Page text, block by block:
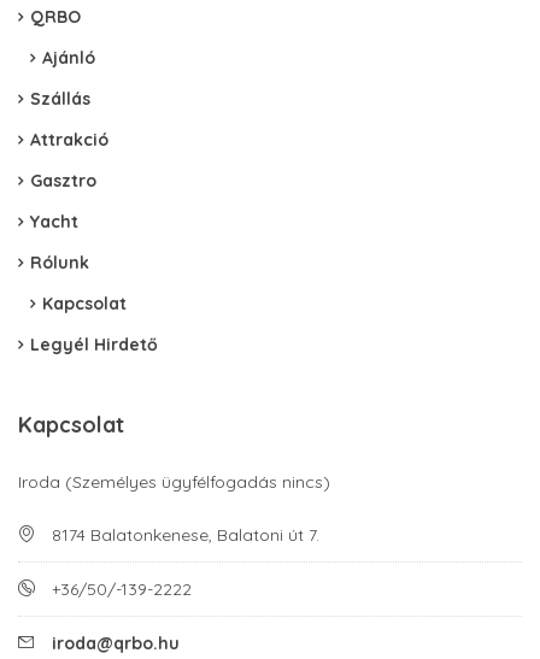
QRBO
Ajánló
Szállás
Attrakció
Gasztro
Yacht
Rólunk
Kapcsolat
Legyél Hirdető
Kapcsolat
Iroda (Személyes ügyfélfogadás nincs)
8174 Balatonkenese, Balatoni út 7.
+36/50/-139-2222
iroda@qrbo.hu